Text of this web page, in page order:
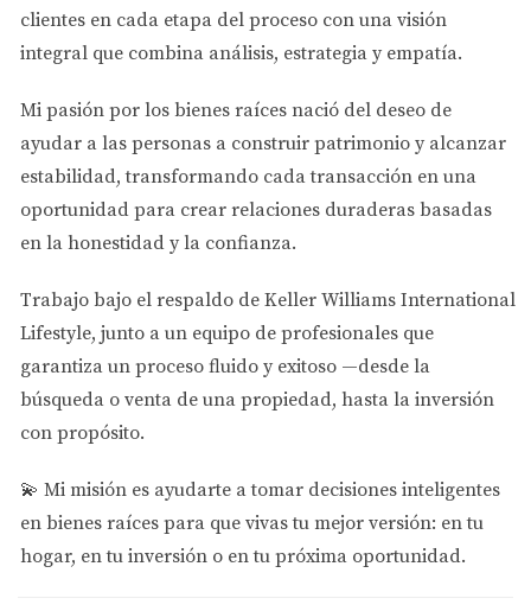
Otra zona destacada es aquella que cuenta con vigilancia
activa por parte de las autoridades locales. La presencia
han contribuido a que los residentes se sientan más
seguros. Un caso notable es el sector cercano al parque
Doral Meadow, donde los patrullajes regulares han
generado confianza entre los vecinos. Esto demuestra
cómo la colaboración entre la comunidad y la policía
Zona 3: Espacios Públicos Bien Iluminados
Finalmente, las áreas con espacios públicos bien
iluminados también son percibidas como más seguras.
La iluminación adecuada no solo disuade actividades
delictivas, sino que también permite a las personas
sentirse cómodas al transitar por estas zonas durante la
noche. Un ejemplo claro se encuentra en el área
clientes en cada etapa del proceso con una visión
integral que combina análisis, estrategia y empatía.
Mi pasión por los bienes raíces nació del deseo de
ayudar a las personas a construir patrimonio y alcanzar
estabilidad, transformando cada transacción en una
oportunidad para crear relaciones duraderas basadas
en la honestidad y la confianza.
Trabajo bajo el respaldo de Keller Williams International
Lifestyle, junto a un equipo de profesionales que
garantiza un proceso fluido y exitoso —desde la
búsqueda o venta de una propiedad, hasta la inversión
con propósito.
💫 Mi misión es ayudarte a tomar decisiones inteligentes
en bienes raíces para que vivas tu mejor versión: en tu
hogar, en tu inversión o en tu próxima oportunidad.